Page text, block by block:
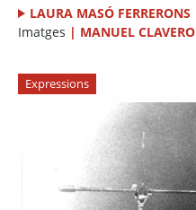
LAURA MASÓ FERRERONS
Imatges | MANUEL CLAVERO
Expressions